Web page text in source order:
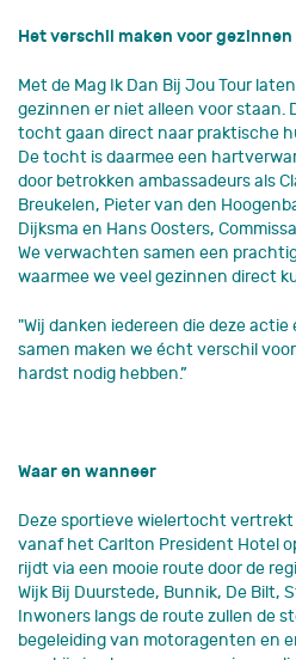
Het verschil maken voor gezinnen
Met de Mag Ik Dan Bij Jou Tour
gezinnen er niet alleen voor staan.
tocht gaan direct naar praktische
De tocht is daarmee een
door betrokken ambassadeurs als
Breukelen, Pieter van den
Dijksma en Hans Oosters,
We verwachten samen een
waarmee we veel gezinnen direct
"Wij danken iedereen die deze
samen maken we écht verschil
hardst nodig hebben.”
Waar en wanneer
Deze sportieve wielertocht vertrekt
vanaf het Carlton President Hotel
rijdt via een mooie route door de
Wijk Bij Duurstede, Bunnik, De Bilt,
Inwoners langs de route zullen de
begeleiding van motoragenten en